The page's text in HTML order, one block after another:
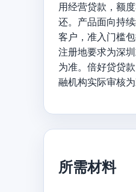
用经营贷款，额
还。产品面向持
客户，准入门槛
注册地要求为深
为准。倍好贷贷
融机构实际审核
所需材料